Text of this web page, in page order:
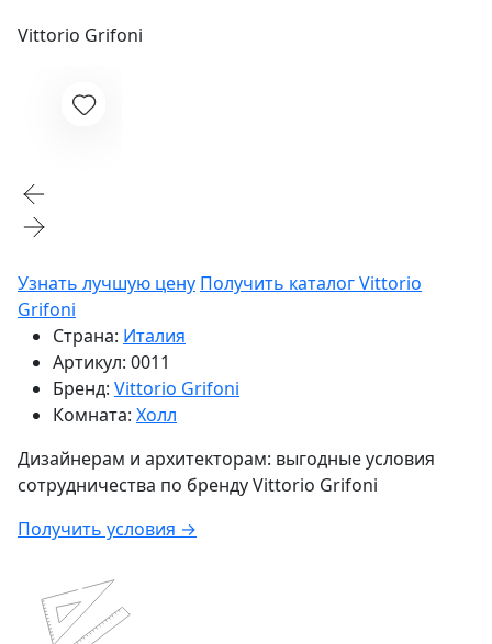
Vittorio Grifoni
Узнать лучшую цену Получить каталог Vittorio
Grifoni
Страна: Италия
Артикул: 0011
Бренд: Vittorio Grifoni
Комната: Холл
Дизайнерам и архитекторам: выгодные условия
сотрудничества по брендуVittorio Grifoni
Получить условия →